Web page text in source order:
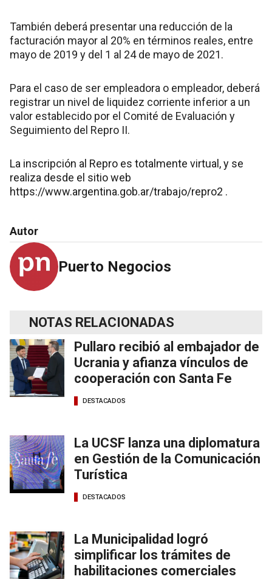
También deberá presentar una reducción de la
facturación mayor al 20% en términos reales, entre
mayo de 2019 y del 1 al 24 de mayo de 2021.
Para el caso de ser empleadora o empleador, deberá
registrar un nivel de liquidez corriente inferior a un
valor establecido por el Comité de Evaluación y
Seguimiento del Repro II.
La inscripción al Repro es totalmente virtual, y se
realiza desde el sitio web
https://www.argentina.gob.ar/trabajo/repro2 .
Autor
Puerto Negocios
NOTAS RELACIONADAS
Pullaro recibió al embajador de
Ucrania y afianza vínculos de
cooperación con Santa Fe
DESTACADOS
La UCSF lanza una diplomatura
en Gestión de la Comunicación
Turística
DESTACADOS
La Municipalidad logró
simplificar los trámites de
habilitaciones comerciales